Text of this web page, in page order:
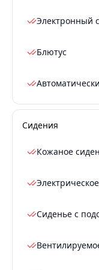
Электронный
Блютус
Сидения
Кожаное
Сиденье с